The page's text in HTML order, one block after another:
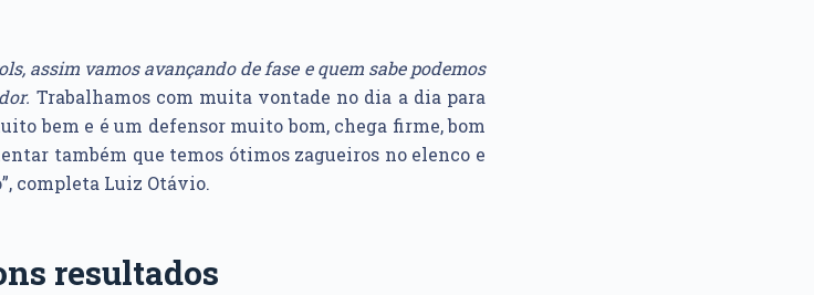
assim vamos avançando de fase e quem sabe podemos
Trabalhamos com muita vontade no dia a dia para
bem e é um defensor muito bom, chega firme, bom
também que temos ótimos zagueiros no elenco e
completa Luiz Otávio.
resultados